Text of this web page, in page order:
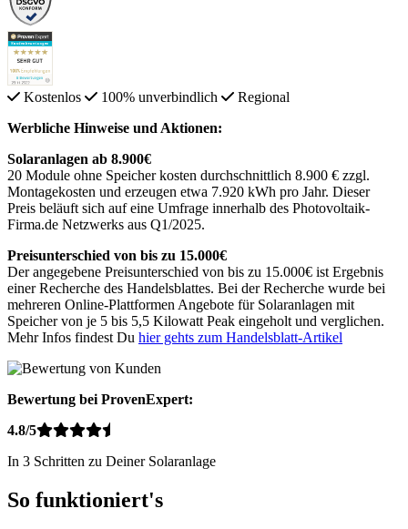
Kostenlos 100% unverbindlich
Regional
Werbliche Hinweise und Aktionen:
Solaranlagen ab 8.900€
20 Module ohne Speicher kosten durchschnittlich 8.900 € zzgl.
Montagekosten und erzeugen etwa 7.920 kWh pro Jahr. Dieser
Preis beläuft sich auf eine Umfrage innerhalb des Photovoltaik-
Firma.de Netzwerks aus Q1/2025.
Preisunterschied von bis zu 15.000€
Der angegebene Preisunterschied von bis zu 15.000€ ist Ergebnis
einer Recherche des Handelsblattes. Bei der Recherche wurde bei
mehreren Online-Plattformen Angebote für Solaranlagen mit
Speicher von je 5 bis 5,5 Kilowatt Peak eingeholt und verglichen.
Mehr Infos findest Du hier gehts zum Handelsblatt-Artikel
Bewertung bei ProvenExpert:
4.8/5
In 3 Schritten zu Deiner Solaranlage
So funktioniert's